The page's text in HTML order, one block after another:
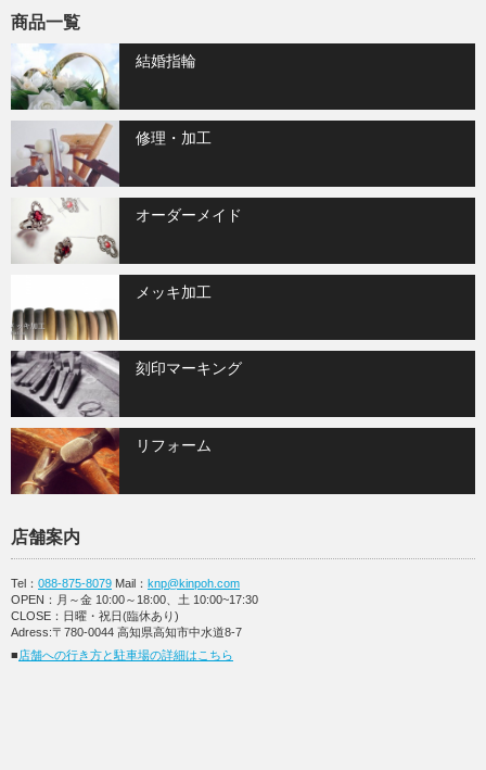
商品一覧
結婚指輪
修理・加工
オーダーメイド
メッキ加工
刻印マーキング
リフォーム
店舗案内
Tel： 088-875-8079 Mail： knp@kinpoh.com
OPEN：月～金 10:00～18:00、土 10:00~17:30
CLOSE：日曜・祝日(臨休あり)
Adress:〒780-0044 高知県高知市中水道8-7
■店舗への行き方と駐車場の詳細はこちら